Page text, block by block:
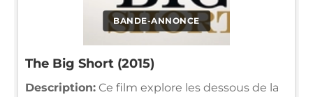
BANDE-ANNONCE
The Big Short (2015)
Description: Ce film explore les dessous de la